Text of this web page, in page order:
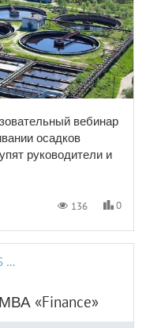
вебинар
осадков
руководители и
136 0
MGIMO SCHOOL OF BUSINESS AND INTERNATIONAL PROFICIENCY
«Finance»